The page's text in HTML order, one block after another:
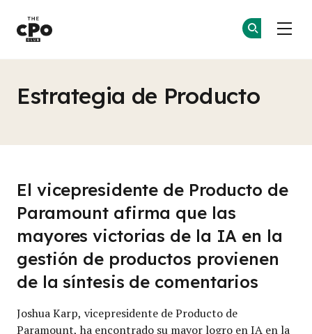
Estrategia de Producto
El vicepresidente de Producto de
Paramount afirma que las
mayores victorias de la IA en la
gestión de productos provienen
de la síntesis de comentarios
Joshua Karp, vicepresidente de Producto de
Paramount, ha encontrado su mayor logro en IA en la